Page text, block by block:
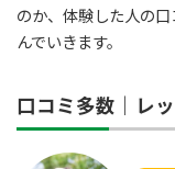
のか、体験した人の
んでいきます。
口コミ多数｜レ